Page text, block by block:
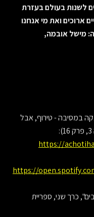
לשנות בעולם בעזרת
ארוכים ואת מי אנחנו
מישל אובמה,
במסיבה - טירוף, אבל
https://
https://
כרך שני, ספריית